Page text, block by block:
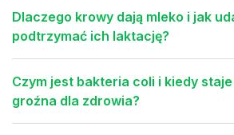
Dlaczego krowy dają mleko i jak
podtrzymać ich laktację?
Czym jest bakteria coli i kiedy
groźna dla zdrowia?